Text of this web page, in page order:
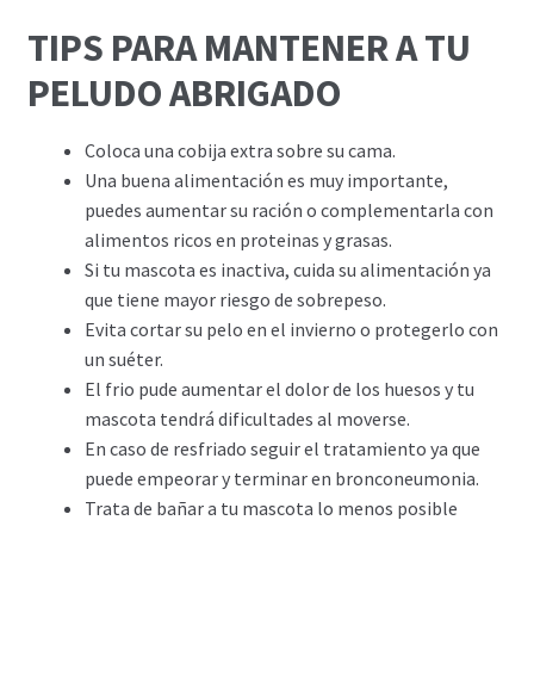
TIPS PARA MANTENER A TU
PELUDO ABRIGADO
Coloca una cobija extra sobre su cama.
Una buena alimentación es muy importante,
puedes aumentar su ración o complementarla con
alimentos ricos en proteinas y grasas.
Si tu mascota es inactiva, cuida su alimentación ya
que tiene mayor riesgo de sobrepeso.
Evita cortar su pelo en el invierno o protegerlo con
un suéter.
El frio pude aumentar el dolor de los huesos y tu
mascota tendrá dificultades al moverse.
En caso de resfriado seguir el tratamiento ya que
puede empeorar y terminar en bronconeumonia.
Trata de bañar a tu mascota lo menos posible